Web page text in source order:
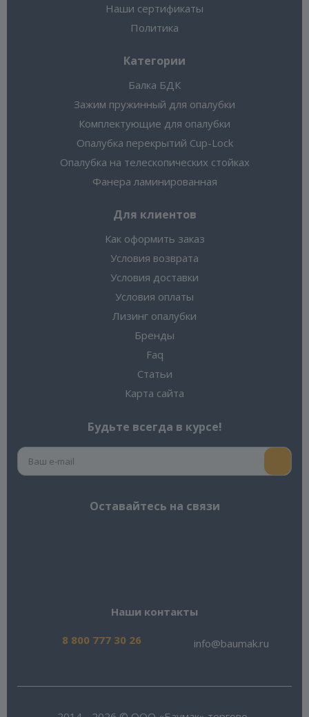
Наши сертификаты
Политика
Категории
Балка БДК
Зажим пружинный для опалубки
Комплектующие для опалубки
Опалубка перекрытий Cup-Lock
Опалубка на телескопических стойках
Фанера ламинированная
Для клиентов
Как оформить заказ
Условия возврата
Условия доставки
Условия оплаты
Лизинг опалубки
Бренды
Faq
Статьи
Карта сайта
Будьте всегда в курсе!
Оставайтесь на связи
Наши контакты
8 800 777 30 26 info@baumak.ru